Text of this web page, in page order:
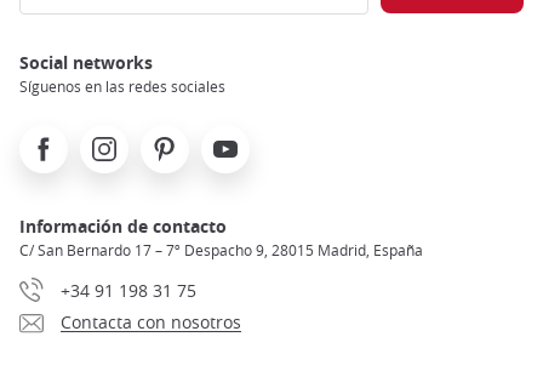
Social networks
Síguenos en las redes sociales
FacebookInstagramPinterest Youtube
Información de contacto
C/ San Bernardo 17 – 7º Despacho 9, 28015 Madrid, España
+34 91 198 31 75
Contacta con nosotros